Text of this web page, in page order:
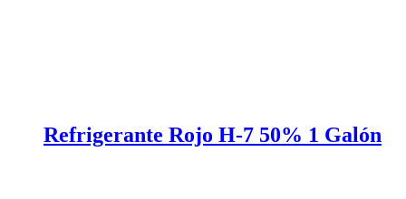
Refrigerante Rojo H-7 50% 1 Galón